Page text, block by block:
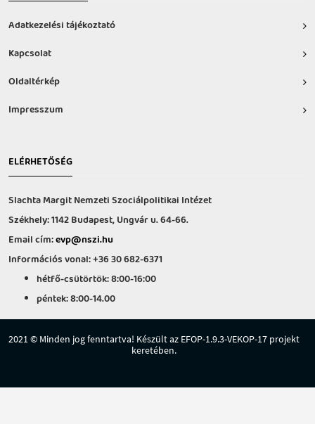
Adatkezelési tájékoztató
Kapcsolat
Oldaltérkép
Impresszum
ELÉRHETŐSÉG
Slachta Margit Nemzeti Szociálpolitikai Intézet
Székhely: 1142 Budapest, Ungvár u. 64-66.
Email cím:evp@nszi.hu
Információs vonal: +36 30 682-6371
hétfő-csütörtök: 8:00-16:00
péntek: 8:00-14.00
2021 © Minden jog fenntartva! Készült az EFOP-1.9.3-VEKOP-17 projekt
keretében.